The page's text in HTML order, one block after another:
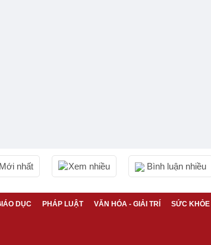
Mới nhất Xem nhiều Bình luận nhiều
DỤC PHÁP LUẬT VĂN HÓA - GIẢI TRÍ SỨC KHỎE